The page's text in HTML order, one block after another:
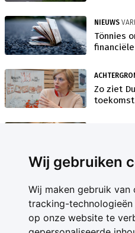
Wij gebruiken
Wij maken gebruik van
tracking-
op onze website te
NIEUWS
Tönnies
Zo ziet